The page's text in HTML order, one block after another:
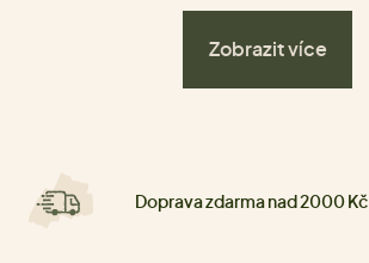
Zobrazit více
Doprava zdarma nad 2000 Kč